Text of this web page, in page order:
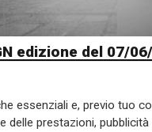
edizione del 07/
essenziali e, previo tuo
delle prestazioni, pubblicità